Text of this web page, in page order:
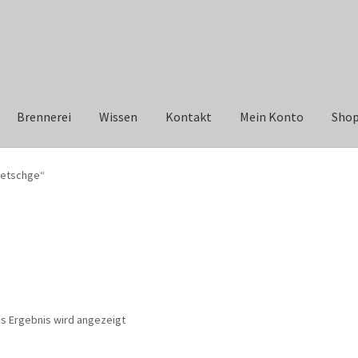
Brennerei Wissen Kontakt Mein Konto Shop
Ergebnis wird angezeigt